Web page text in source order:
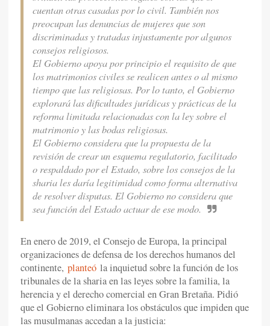
cuentan otras casadas por lo civil. También nos
preocupan las denuncias de mujeres que son
discriminadas y tratadas injustamente por algunos
consejos religiosos.
El Gobierno apoya por principio el requisito de que
los matrimonios civiles se realicen antes o al mismo
tiempo que las religiosas. Por lo tanto, el Gobierno
explorará las dificultades jurídicas y prácticas de la
reforma limitada relacionadas con la ley sobre el
matrimonio y las bodas religiosas.
El Gobierno considera que la propuesta de la
revisión de crear un esquema regulatorio, facilitado
o respaldado por el Estado, sobre los consejos de la
sharia les daría legitimidad como forma alternativa
de resolver disputas. El Gobierno no considera que
sea función del Estado actuar de ese modo.
En enero de 2019, el Consejo de Europa, la principal
organizaciones de defensa de los derechos humanos del
continente, planteó la inquietud sobre la función de los
tribunales de la sharia en las leyes sobre la familia, la
herencia y el derecho comercial en Gran Bretaña. Pidió
que el Gobierno eliminara los obstáculos que impiden que
las musulmanas accedan a la justicia: